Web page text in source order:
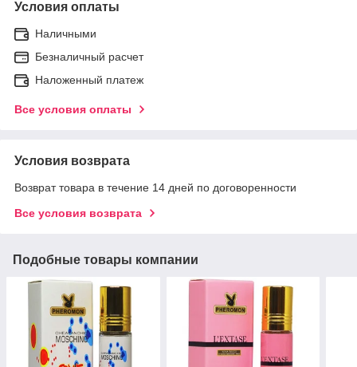
Условия оплаты
Наличными
Безналичный расчет
Наложенный платеж
Все условия оплаты
Условия возврата
Возврат товара в течение 14 дней по договоренности
Все условия возврата
Подобные товары компании